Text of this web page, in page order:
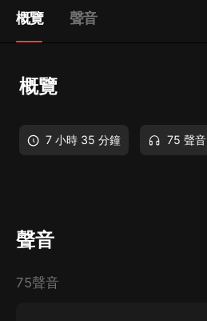
概覽 聲音
概覽
7 小時 35 分鐘 75 聲音
聲音
75聲音